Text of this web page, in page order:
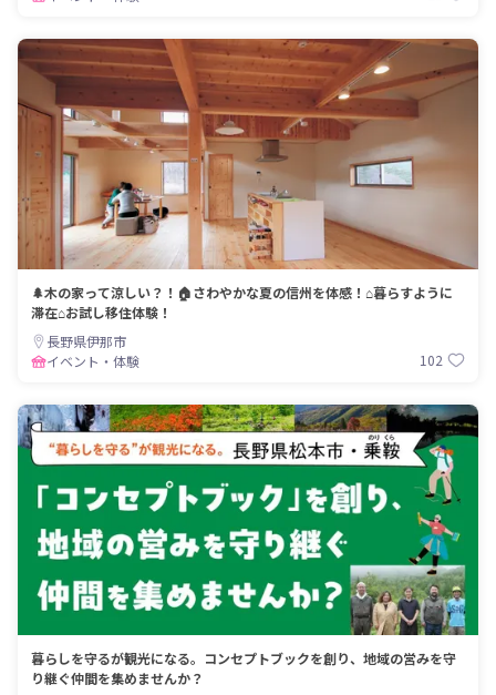
🌲木の家って涼しい？！🏠さわやかな夏の信州を体感！⌂暮らすように
滞在⌂お試し移住体験！
長野県伊那市
イベント・体験
102
暮らしを守るが観光になる。コンセプトブックを創り、地域の営みを守
り継ぐ仲間を集めませんか？